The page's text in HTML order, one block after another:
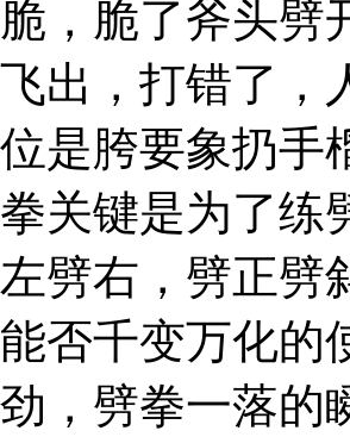
脆，脆了斧头劈
飞出，打错了，
位是胯要象扔手
拳关键是为了练
左劈右，劈正劈
能否千变万化的
劲，劈拳一落的